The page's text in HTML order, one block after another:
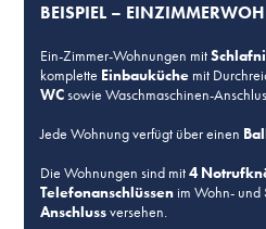
BEISPIEL –
Ein-Zimmer-Wohnungen mit
komplette Einbauküche mit
WCsowie Waschmaschinen-
Jede Wohnung verfügt über einen
Die Wohnungen sind mit4
Telefonanschlüssenim Wohn-
Anschlussversehen.